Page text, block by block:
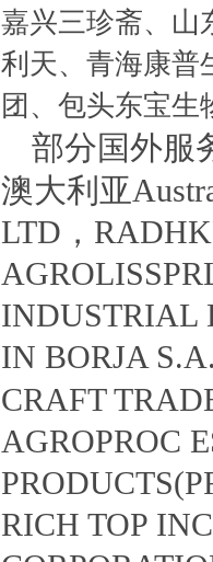
嘉兴三珍斋、山
利天、青海康普
团、包头东宝
部分国外服
澳大利亚
LTD，
INDUSTRIAL
IN BORJA
CRAFT
AGROPROC
RICH TOP